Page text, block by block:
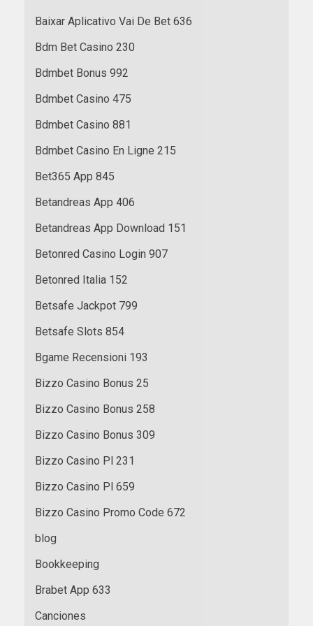
Baixar Aplicativo Vai De Bet 636
Bdm Bet Casino 230
Bdmbet Bonus 992
Bdmbet Casino 475
Bdmbet Casino 881
Bdmbet Casino En Ligne 215
Bet365 App 845
Betandreas App 406
Betandreas App Download 151
Betonred Casino Login 907
Betonred Italia 152
Betsafe Jackpot 799
Betsafe Slots 854
Bgame Recensioni 193
Bizzo Casino Bonus 25
Bizzo Casino Bonus 258
Bizzo Casino Bonus 309
Bizzo Casino Pl 231
Bizzo Casino Pl 659
Bizzo Casino Promo Code 672
blog
Bookkeeping
Brabet App 633
Canciones